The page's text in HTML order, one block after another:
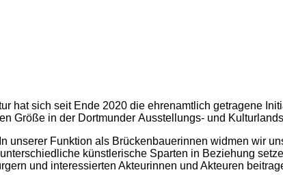
hat sich seit Ende 2020 die ehrenamtlich getragene
Größe in der Dortmunder Ausstellungs- und
unserer Funktion als Brückenbauerinnen widmen wir
künstlerische Sparten in Beziehung
und interessierten Akteurinnen und Akteuren